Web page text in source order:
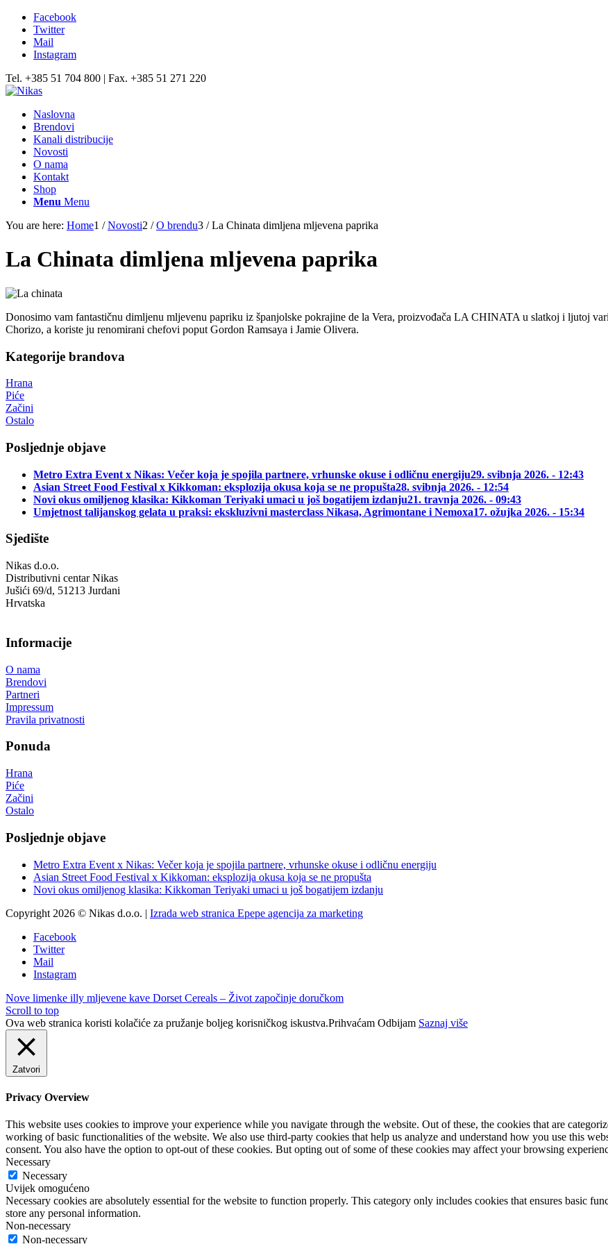
Facebook
Twitter
Mail
Instagram
Tel. +385 51 704 800 | Fax. +385 51 271 220
Naslovna
Brendovi
Kanali distribucije
Novosti
O nama
Kontakt
Shop
Menu Menu
You are here: Home1 / Novosti2 / O brendu3 / La Chinata dimljena mljevena paprika
La Chinata dimljena mljevena paprika
Donosimo vam fantastičnu dimljenu mljevenu papriku iz španjolske pokrajine de la Vera, proizvođača LA CHINATA u slatkoj i ljutoj
Chorizo, a koriste ju renomirani chefovi poput Gordon Ramsaya i Jamie Olivera.
Kategorije brandova
Hrana
Piće
Začini
Ostalo
Posljednje objave
Metro Extra Event x Nikas: Večer koja je spojila partnere, vrhunske okuse i odličnu energiju29. svibnja 2026. - 12:43
Asian Street Food Festival x Kikkoman: eksplozija okusa koja se ne propušta28. svibnja 2026. - 12:54
Novi okus omiljenog klasika: Kikkoman Teriyaki umaci u još bogatijem izdanju21. travnja 2026. - 09:43
Umjetnost talijanskog gelata u praksi: ekskluzivni masterclass Nikasa, Agrimontane i Nemoxa17. ožujka 2026. - 15:34
Sjedište
Nikas d.o.o.
Distributivni centar Nikas
Jušići 69/d, 51213 Jurdani
Hrvatska
Informacije
O nama
Brendovi
Partneri
Impressum
Pravila privatnosti
Ponuda
Hrana
Piće
Začini
Ostalo
Posljednje objave
Metro Extra Event x Nikas: Večer koja je spojila partnere, vrhunske okuse i odličnu energiju
Asian Street Food Festival x Kikkoman: eksplozija okusa koja se ne propušta
Novi okus omiljenog klasika: Kikkoman Teriyaki umaci u još bogatijem izdanju
Copyright 2026 © Nikas d.o.o. | Izrada web stranica Epepe agencija za marketing
Facebook
Twitter
Mail
Instagram
Nove limenke illy mljevene kave Dorset Cereals – Život započinje doručkom
Scroll to top
Ova web stranica koristi kolačiće za pružanje boljeg korisničkog iskustva.Prihvaćam Odbijam Saznaj više
Zatvori
Privacy Overview
This website uses cookies to improve your experience while you navigate through the website. Out of these, the cookies that are
working of basic functionalities of the website. We also use third-party cookies that help us analyze and understand how you use this
consent. You also have the option to opt-out of these cookies. But opting out of some of these cookies may affect your browsing
Necessary
Necessary
Uvijek omogućeno
Necessary cookies are absolutely essential for the website to function properly. This category only includes cookies that ensures basic
store any personal information.
Non-necessary
Non-necessary